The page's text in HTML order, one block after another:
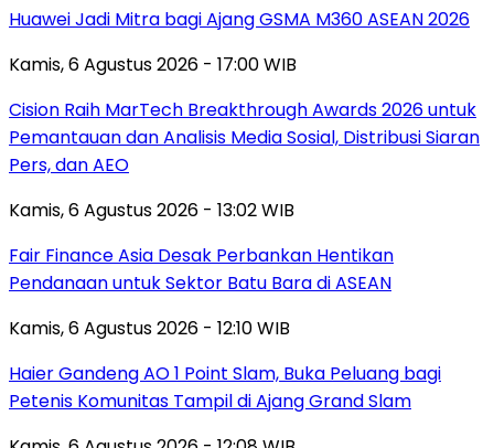
Huawei Jadi Mitra bagi Ajang GSMA M360 ASEAN 2026
Kamis, 6 Agustus 2026 - 17:00 WIB
Cision Raih MarTech Breakthrough Awards 2026 untuk
Pemantauan dan Analisis Media Sosial, Distribusi Siaran
Pers, dan AEO
Kamis, 6 Agustus 2026 - 13:02 WIB
Fair Finance Asia Desak Perbankan Hentikan
Pendanaan untuk Sektor Batu Bara di ASEAN
Kamis, 6 Agustus 2026 - 12:10 WIB
Haier Gandeng AO 1 Point Slam, Buka Peluang bagi
Petenis Komunitas Tampil di Ajang Grand Slam